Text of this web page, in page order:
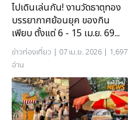
ไปเดินเล่นกัน! งานวัดธาตุทอง
บรรยากาศย้อนยุค ของกิน
เพียบ ตั้งแต่ 6 - 15 เม.ย. 69...
ข่าวท่องเที่ยว | 07 เม.ย. 2026 | 1,697
อ่าน